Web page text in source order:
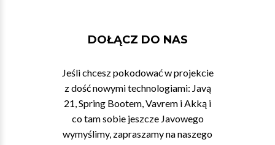
DOŁĄCZ DO NAS
Jeśli chcesz pokodować w projekcie
z dość nowymi technologiami: Javą
21, Spring Bootem, Vavrem i Akką i
co tam sobie jeszcze Javowego
wymyślimy, zapraszamy na naszego